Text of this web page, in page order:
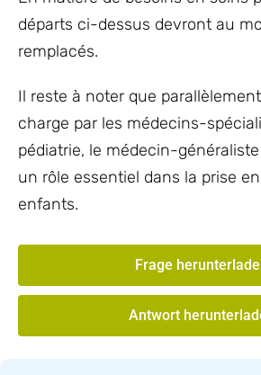
départs ci-dessus devront au
remplacés.
Il reste à noter que
charge par les médecins-
pédiatrie, le médecin-
un rôle essentiel dans la prise
enfants.
Frage
Antwort